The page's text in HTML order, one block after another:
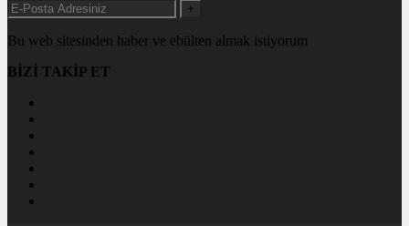
+
Bu web sitesinden haber ve ebülten almak istiyorum
BİZİ TAKİP ET